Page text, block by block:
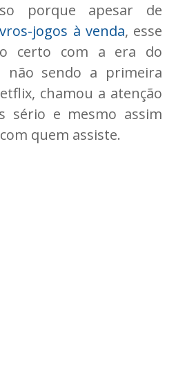
porque apesar de
jogos à venda, esse
certo com a era do
não sendo a primeira
chamou a atenção
sério e mesmo assim
quem assiste.